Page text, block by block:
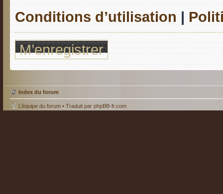
Conditions d’utilisation |
M’enregistrer
Index du forum
L’équipe du forum • Traduit par phpBB-fr.com